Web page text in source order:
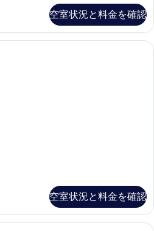
空室状況と料金を確認
コンフォート ツインルーム | 低刺激
空室状況と料金を確認
スーペリア ダブルルーム | 低刺激性